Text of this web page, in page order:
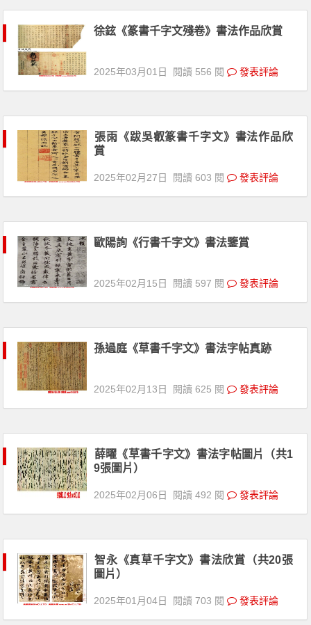
徐鉉《篆書千字文殘卷》書法作品欣賞
2025年03月01日 閱讀 556 閱 發表評論
張雨《跋吳叡篆書千字文》書法作品欣
賞
2025年02月27日 閱讀 603 閱 發表評論
歐陽詢《行書千字文》書法鑒賞
2025年02月15日 閱讀 597 閱 發表評論
孫過庭《草書千字文》書法字帖真跡
2025年02月13日 閱讀 625 閱 發表評論
薛曜《草書千字文》書法字帖圖片（共1
9張圖片）
2025年02月06日 閱讀 492 閱 發表評論
智永《真草千字文》書法欣賞（共20張
圖片）
2025年01月04日 閱讀 703 閱 發表評論